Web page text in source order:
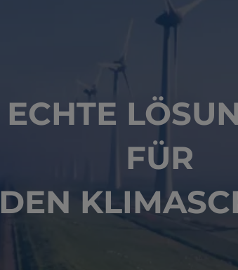
ECHTE
FÜR
DEN